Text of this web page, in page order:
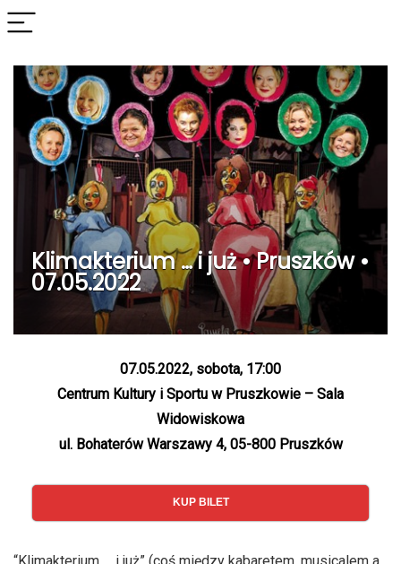
Klimakterium … i już • Pruszków •
07.05.2022
07.05.2022, sobota, 17:00
Centrum Kultury i Sportu w Pruszkowie – Sala
Widowiskowa
ul. Bohaterów Warszawy 4, 05-800 Pruszków
KUP BILET